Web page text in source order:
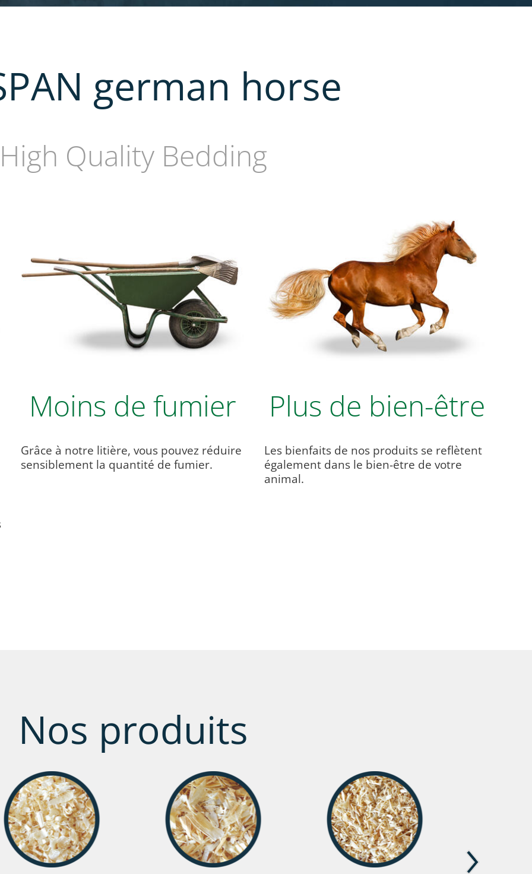
german horse
Quality Bedding
Moins de fumier
Grâce à notre litière, vous pouvez réduire
sensiblement la quantité de fumier.
Plus de bien-être
Les bienfaits de nos produits se reflètent
également dans le bien-être de votre
animal.
Nos produits